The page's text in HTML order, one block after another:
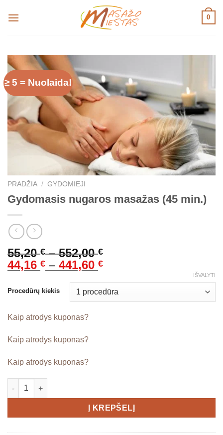
0
≥ 5 = Nuolaida!
PRADŽIA / GYDOMIEJI
Gydomasis nugaros masažas (45 min.)
55,20€ – 552,00€Price
range:
through
552,00 €
44,16 € – 441,60 €Price
44,16 €
through
Procedūrų kiekis
IŠVALYTI
Kaip atrodys kuponas?
Kaip atrodys kuponas?
Kaip atrodys kuponas?
produkto kiekis: Gydomasis nugaros masažas (45 min.)
Į KREPŠELĮ